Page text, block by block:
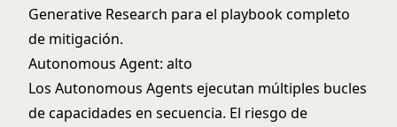
Generative Research para el playbook completo
de mitigación.
Autonomous Agent: alto
Los Autonomous Agents ejecutan múltiples bucles
de capacidades en secuencia. El riesgo de